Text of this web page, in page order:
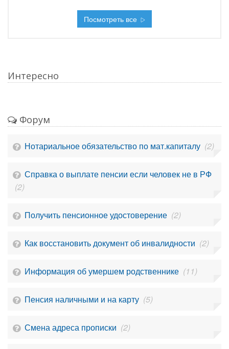
Посмотреть все
Интересно
Форум
Нотариальное обязательство по мат.капиталу (2)
Справка о выплате пенсии если человек не в РФ
(2)
Получить пенсионное удостоверение (2)
Как восстановить документ об инвалидности (2)
Информация об умершем родственнике (11)
Пенсия наличными и на карту (5)
Смена адреса прописки (2)